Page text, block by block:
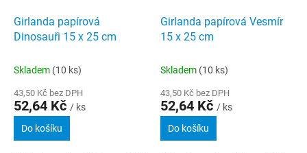
Girlanda papírová
Dinosauři 15 x 25 cm
Skladem (10 ks)
43,50 Kč bez DPH
52,64 Kč / ks
Do košíku
Girlanda papírová Vesmír
15 x 25 cm
Skladem (10 ks)
43,50 Kč bez DPH
52,64 Kč / ks
Do košíku